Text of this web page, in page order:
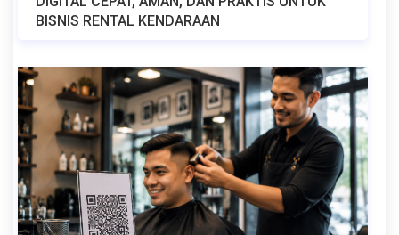
BISNIS RENTAL KENDARAAN